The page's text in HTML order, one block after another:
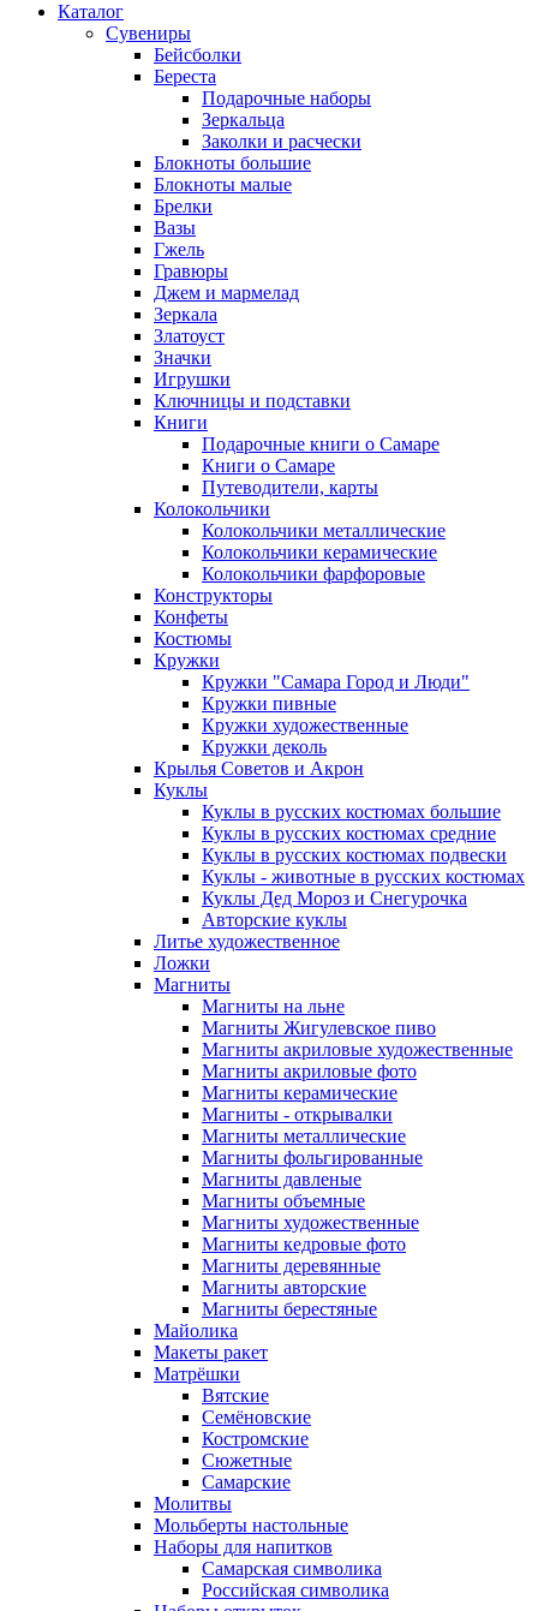
Каталог
Сувениры
Бейсболки
Береста
Подарочные наборы
Зеркальца
Заколки и расчески
Блокноты большие
Блокноты малые
Брелки
Вазы
Гжель
Гравюры
Джем и мармелад
Зеркала
Златоуст
Значки
Игрушки
Ключницы и подставки
Книги
Подарочные книги о Самаре
Книги о Самаре
Путеводители, карты
Колокольчики
Колокольчики металлические
Колокольчики керамические
Колокольчики фарфоровые
Конструкторы
Конфеты
Костюмы
Кружки
Кружки "Самара Город и Люди"
Кружки пивные
Кружки художественные
Кружки деколь
Крылья Советов и Акрон
Куклы
Куклы в русских костюмах большие
Куклы в русских костюмах средние
Куклы в русских костюмах подвески
Куклы - животные в русских костюмах
Куклы Дед Мороз и Снегурочка
Авторские куклы
Литье художественное
Ложки
Магниты
Магниты на льне
Магниты Жигулевское пиво
Магниты акриловые художественные
Магниты акриловые фото
Магниты керамические
Магниты - открывалки
Магниты металлические
Магниты фольгированные
Магниты давленые
Магниты объемные
Магниты художественные
Магниты кедровые фото
Магниты деревянные
Магниты авторские
Магниты берестяные
Майолика
Макеты ракет
Матрёшки
Вятские
Семёновские
Костромские
Сюжетные
Самарские
Молитвы
Мольберты настольные
Наборы для напитков
Самарская символика
Российская символика